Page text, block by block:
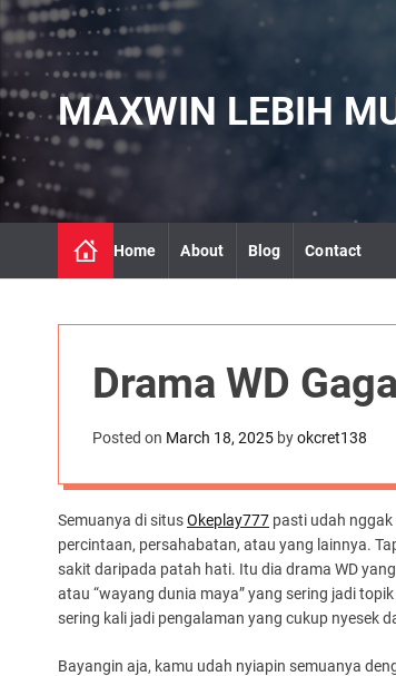
S
k
p
o
c
o
n
n
MAXWIN LEBIH
Home About Blog Contact
Drama WD
Posted on March 18, 2025 byokcret138
Semuanya di situsOkeplay777 pasti udah
percintaan, persahabatan, atau yang lainnya.
sakit daripada patah hati. Itu dia drama WD
atau “wayang dunia maya” yang sering jadi
sering kali jadi pengalaman yang cukup nyesek
Bayangin aja, kamu udah nyiapin semuanya